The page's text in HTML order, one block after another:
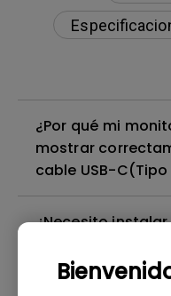
¿Por qué mi
mostrar
cable USB-C(Tipo
¿Necesito instalar
monitor de